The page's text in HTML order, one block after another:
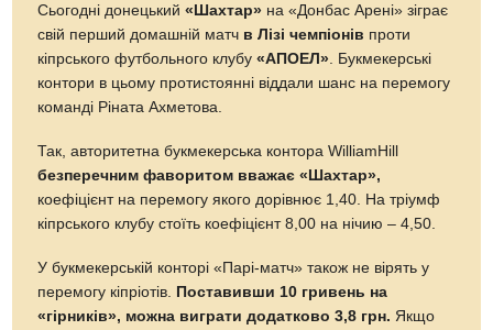
Сьогодні донецький«Шахтар» на «Донбас Арені» зіграє
свій перший домашній матч в Лізі чемпіонів проти
кіпрського футбольного клубу«АПОЕЛ» . Букмекерські
контори в цьому протистоянні віддали шанс на перемогу
команді Ріната Ахметова.
Так, авторитетна букмекерська контора WilliamHill
безперечним фаворитом вважає «Шахтар»,
коефіцієнт на перемогу якого дорівнює 1,40. На тріумф
кіпрського клубу стоїть коефіцієнт 8,00 на нічию – 4,50.
У букмекерській конторі «Парі-матч» також не вірять у
перемогу кіпріотів.
Поставивши 10 гривень на
«гірників», можна виграти додатково 3,8 грн. Якщо